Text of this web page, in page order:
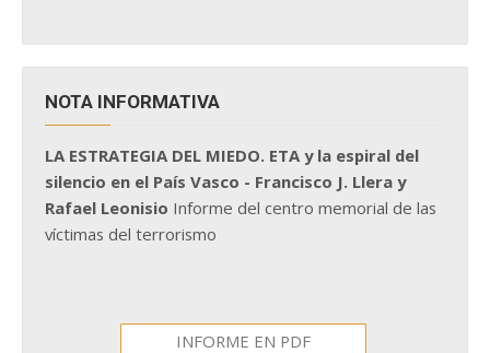
NOTA INFORMATIVA
LA ESTRATEGIA DEL MIEDO. ETA y la espiral del
silencio en el País Vasco - Francisco J. Llera y
Rafael Leonisio Informe del centro memorial de las
víctimas del terrorismo
INFORME EN PDF